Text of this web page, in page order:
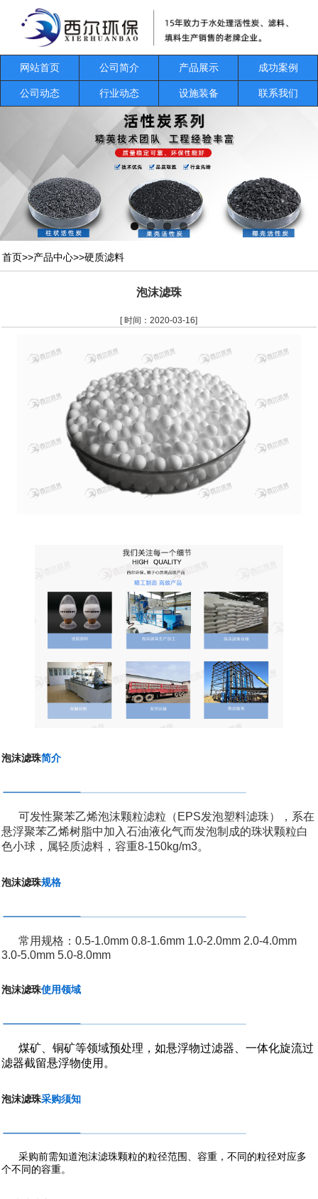
网站首页 公司简介 产品展示 成功案例
公司动态 行业动态 设施装备 联系我们
首页>>产品中心>>硬质滤料
泡沫滤珠
[ 时间：2020-03-16]
泡沫滤珠简介
可发性聚苯乙烯泡沫颗粒滤粒（EPS发泡塑料滤珠），系在
悬浮聚苯乙烯树脂中加入石油液化气而发泡制成的珠状颗粒白
色小球，属轻质滤料，容重8-150kg/m3。
泡沫滤珠规格
常用规格：0.5-1.0mm 0.8-1.6mm 1.0-2.0mm 2.0-4.0mm
3.0-5.0mm 5.0-8.0mm
泡沫滤珠使用领域
煤矿、铜矿等领域预处理，如悬浮物过滤器、一体化旋流过
滤器截留悬浮物使用。
泡沫滤珠采购须知
采购前需知道泡沫滤珠颗粒的粒径范围、容重，不同的粒径对应多
个不同的容重。